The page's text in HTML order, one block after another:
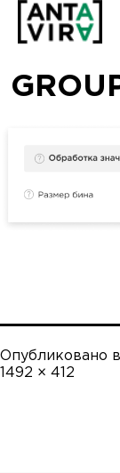
Опубликовано
Полный
1492 × 412